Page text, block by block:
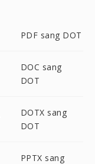
PDF sang DOT
DOC sang
DOT
DOTX sang
DOT
PPTX sang